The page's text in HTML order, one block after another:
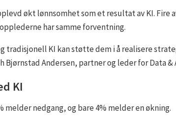
økt lønnsomhet som et resultat av KI.
har samme forventning.
KI kan støtte dem i å realisere
Andersen, partner og leder for Data &
KI
melder nedgang, og bare 4% melder en økning.